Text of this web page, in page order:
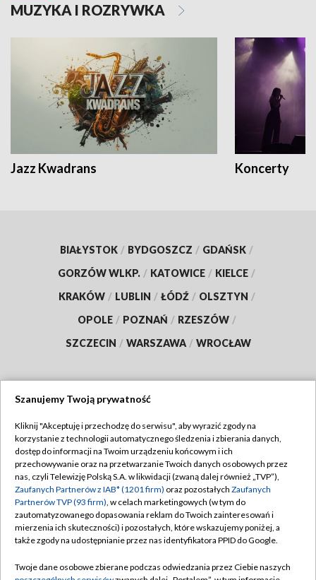
MUZYKA I ROZRYWKA
Jazz Kwadrans Koncerty
BIAŁYSTOK / BYDGOSZCZ / GDAŃSK /
GORZÓW WLKP. / KATOWICE / KIELCE /
KRAKÓW / LUBLIN / ŁÓDŹ / OLSZTYN /
OPOLE / POZNAŃ / RZESZÓW /
SZCZECIN / WARSZAWA / WROCŁAW
TVP
Abonament TVP
Emisja w TVP
Centrum informacji TVP
Naziemna Telewizja Cyfrowa
Regulamin TVP
Polityka prywatności
Moje zgody
Pomoc
Szanujemy Twoją prywatność
Kliknij "Akceptuję i przechodzę do serwisu", aby wyrazić zgody na
korzystanie z technologii automatycznego śledzenia i zbierania danych,
dostęp do informacji na Twoim urządzeniu końcowym i ich
przechowywanie oraz na przetwarzanie Twoich danych osobowych przez
nas, czyli Telewizję Polską S.A. w likwidacji (zwaną dalej również „TVP”),
Zaufanych Partnerów z IAB* (1201 firm) oraz pozostałych Zaufanych
Partnerów TVP (93 firm), w celach marketingowych (w tym do
zautomatyzowanego dopasowania reklam do Twoich zainteresowań i
mierzenia ich skuteczności) i pozostałych, które wskazujemy poniżej, a
także zgody na udostępnianie przez nas identyfikatora PPID do Google.
Twoje dane osobowe zbierane podczas odwiedzania przez Ciebie naszych